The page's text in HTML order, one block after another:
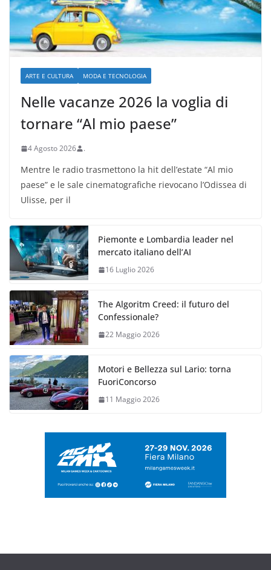
ARTE E CULTURA MODA E TECNOLOGIA
Nelle vacanze 2026 la voglia di
tornare “Al mio paese”
4 Agosto 2026 .
Mentre le radio trasmettono la hit dell’estate “Al mio
paese” e le sale cinematografiche rievocano l’Odissea di
Ulisse, per il
Piemonte e Lombardia leader nel
mercato italiano dell’AI
16 Luglio 2026
The Algoritm Creed: il futuro del
Confessionale?
22 Maggio 2026
Motori e Bellezza sul Lario: torna
FuoriConcorso
11 Maggio 2026